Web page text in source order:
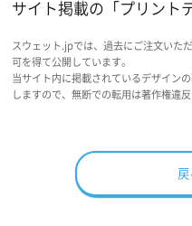
サイト掲載の「プリント
スウェット.jpでは、過去にご注文いた
可を得て公開しています。
当サイト内に掲載されているデザイン
しますので、無断での転用は著作権違
戻